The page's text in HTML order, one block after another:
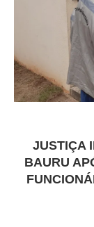
JUSTIÇA
BAURU